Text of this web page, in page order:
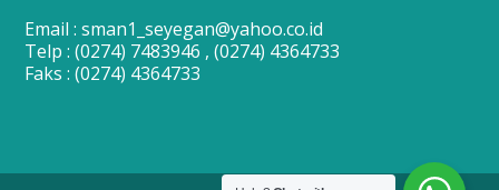
Email : sman1_seyegan@yahoo.co.id
Telp : (0274) 7483946 , (0274) 4364733
Faks : (0274) 4364733